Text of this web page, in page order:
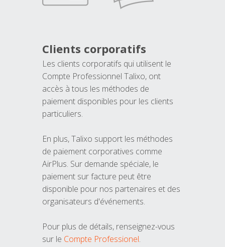
Clients corporatifs
Les clients corporatifs qui utilisent le
Compte Professionnel Talixo, ont
accès à tous les méthodes de
paiement disponibles pour les clients
particuliers.
En plus, Talixo support les méthodes
de paiement corporatives comme
AirPlus. Sur demande spéciale, le
paiement sur facture peut être
disponible pour nos partenaires et des
organisateurs d'événements.
Pour plus de détails, renseignez-vous
sur le Compte Professionel.